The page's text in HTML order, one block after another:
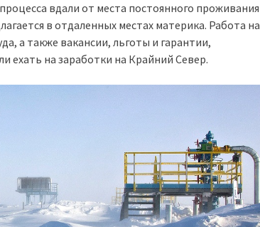
вдали от места постоянного проживания
в отдаленных местах материка. Работа на
а также вакансии, льготы и гарантии,
ехать на заработки на Крайний Север.